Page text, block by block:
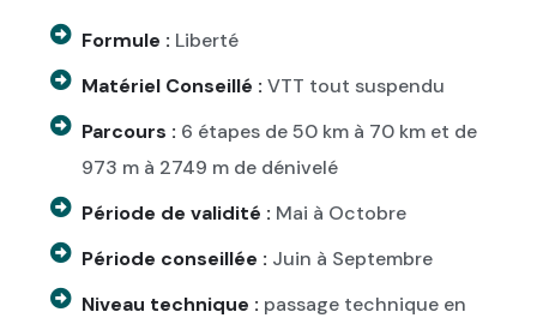
Formule : Liberté
Matériel Conseillé : VTT tout suspendu
Parcours : 6 étapes de 50 km à 70 km et de
973 m à 2749 m de dénivelé
Période de validité : Mai à Octobre
Période conseillée : Juin à Septembre
Niveau technique : passage technique en